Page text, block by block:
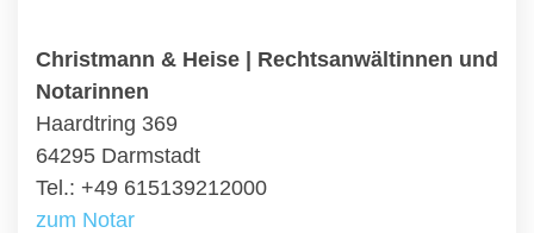
Christmann & Heise | Rechtsanwältinnen und
Notarinnen
Haardtring 369
64295 Darmstadt
Tel.: +49 615139212000
zum Notar